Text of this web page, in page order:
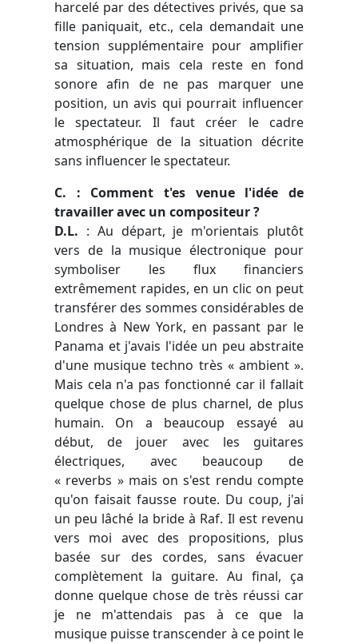
harcelé par des détectives privés, que sa
fille paniquait, etc., cela demandait une
tension supplémentaire pour amplifier
sa situation, mais cela reste en fond
sonore afin de ne pas marquer une
position, un avis qui pourrait influencer
le spectateur. Il faut créer le cadre
atmosphérique de la situation décrite
sans influencer le spectateur.
C. : Comment t'es venue l'idée de
travailler avec un compositeur ?
D.L. : Au départ, je m'orientais plutôt
vers de la musique électronique pour
symboliser les flux financiers
extrêmement rapides, en un clic on peut
transférer des sommes considérables de
Londres à New York, en passant par le
Panama et j'avais l'idée un peu abstraite
d'une musique techno très « ambient ».
Mais cela n'a pas fonctionné car il fallait
quelque chose de plus charnel, de plus
humain. On a beaucoup essayé au
début, de jouer avec les guitares
électriques, avec beaucoup de
« reverbs » mais on s'est rendu compte
qu'on faisait fausse route. Du coup, j'ai
un peu lâché la bride à Raf. Il est revenu
vers moi avec des propositions, plus
basée sur des cordes, sans évacuer
complètement la guitare. Au final, ça
donne quelque chose de très réussi car
je ne m'attendais pas à ce que la
musique puisse transcender à ce point le